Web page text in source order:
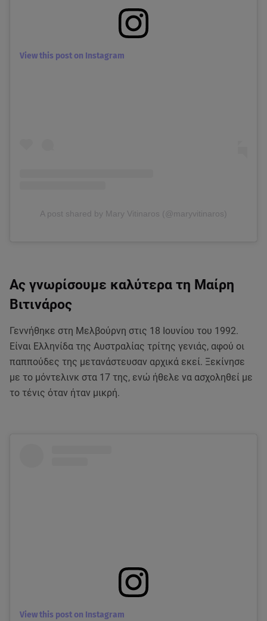
View this post on Instagram
A post shared by Mary Vitinaros (@maryvitinaros)
Ας γνωρίσουμε καλύτερα τη Μαίρη
Βιτινάρος
Γεννήθηκε στη Μελβούρνη στις 18 Ιουνίου του 1992.
Είναι Ελληνίδα της Αυστραλίας τρίτης γενιάς, αφού οι
παππούδες της μετανάστευσαν αρχικά εκεί. Ξεκίνησε
με το μόντελινκ στα 17 της, ενώ ήθελε να ασχοληθεί με
το τένις όταν ήταν μικρή.
View this post on Instagram